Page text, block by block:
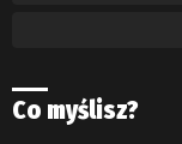
Co myślisz?